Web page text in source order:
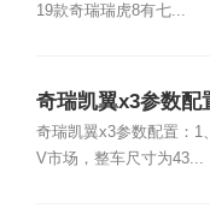
19款奇瑞瑞虎8有七...
奇瑞凯翼x3参数配
奇瑞凯翼x3参数配置：1
V市场，整车尺寸为43...